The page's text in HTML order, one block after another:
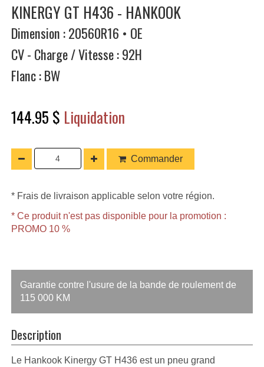
KINERGY GT H436 - HANKOOK
Dimension : 20560R16 • OE
CV - Charge / Vitesse : 92H
Flanc : BW
144.95 $ Liquidation
Commander
* Frais de livraison applicable selon votre région.
* Ce produit n'est pas disponible pour la promotion :
PROMO 10 %
Garantie contre l'usure de la bande de roulement de
115 000 KM
Description
Le Hankook Kinergy GT H436 est un pneu grand